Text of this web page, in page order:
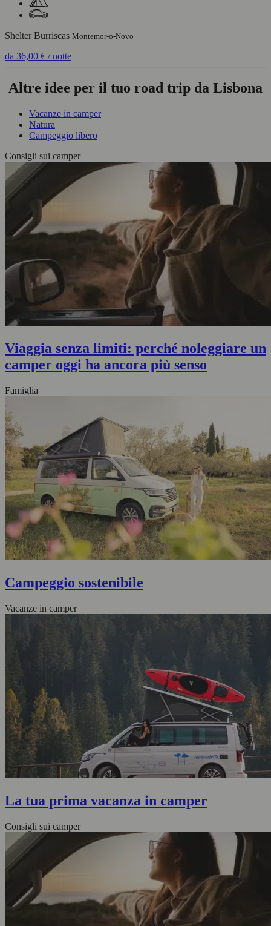
Shelter Burriscas Montemor-o-Novo
da 36,00 € / notte
Altre idee per il tuo road trip da Lisbona
Vacanze in camper
Natura
Campeggio libero
Consigli sui camper
Viaggia senza limiti: perché noleggiare un
camper oggi ha ancora più senso
Famiglia
Campeggio sostenibile
Vacanze in camper
La tua prima vacanza in camper
Consigli sui camper